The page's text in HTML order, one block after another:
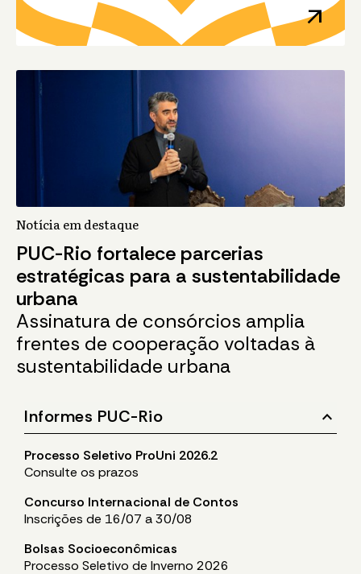
Informes PUC-Rio stat_minus_1
Processo Seletivo ProUni 2026.2
Consulte os prazos
Concurso Internacional de Contos
Inscrições de 16/07 a 30/08
Bolsas Socioeconômicas
Processo Seletivo de Inverno 2026
arrow_outward
Notícia em destaque
PUC-Rio fortalece parcerias
estratégicas para a sustentabilidade
urbana
Assinatura de consórcios amplia
frentes de cooperação voltadas à
sustentabilidade urbana